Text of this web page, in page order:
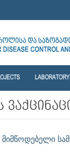
მიმწოდებელი